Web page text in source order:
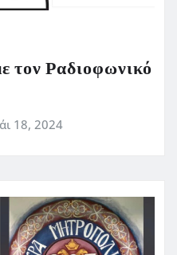
τον Ραδιοφωνικό
18, 2024